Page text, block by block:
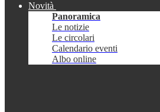
Novità
Panoramica
Le notizie
Le circolari
Calendario eventi
Albo online